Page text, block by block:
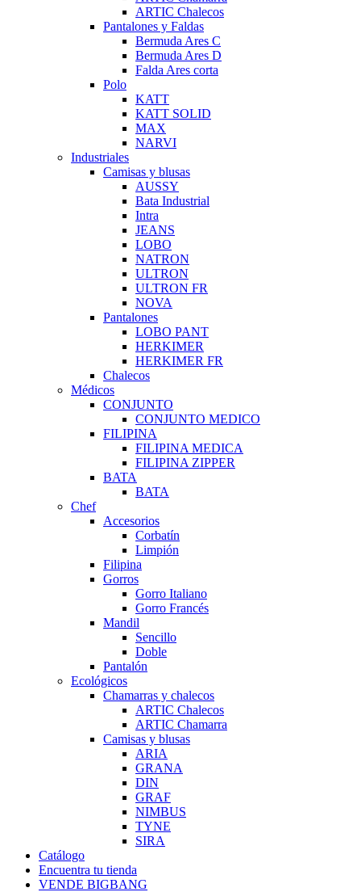
ARTIC Chalecos
Pantalones y Faldas
Bermuda Ares C
Bermuda Ares D
Falda Ares corta
Polo
KATT
KATT SOLID
MAX
NARVI
Industriales
Camisas y blusas
AUSSY
Bata Industrial
Intra
JEANS
LOBO
NATRON
ULTRON
ULTRON FR
NOVA
Pantalones
LOBO PANT
HERKIMER
HERKIMER FR
Chalecos
Médicos
CONJUNTO
CONJUNTO MEDICO
FILIPINA
FILIPINA MEDICA
FILIPINA ZIPPER
BATA
BATA
Chef
Accesorios
Corbatín
Limpión
Filipina
Gorros
Gorro Italiano
Gorro Francés
Mandil
Sencillo
Doble
Pantalón
Ecológicos
Chamarras y chalecos
ARTIC Chalecos
ARTIC Chamarra
Camisas y blusas
ARIA
GRANA
DIN
GRAF
NIMBUS
TYNE
SIRA
Catálogo
Encuentra tu tienda
VENDE BIGBANG